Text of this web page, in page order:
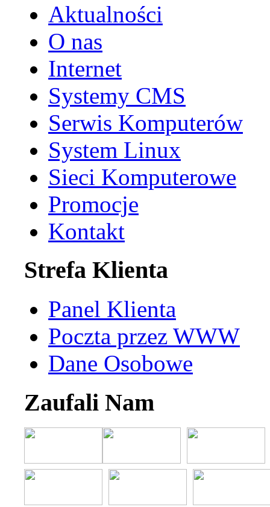
Aktualności
O nas
Internet
Systemy CMS
Serwis Komputerów
System Linux
Sieci Komputerowe
Promocje
Kontakt
Strefa Klienta
Panel Klienta
Poczta przez WWW
Dane Osobowe
Zaufali Nam